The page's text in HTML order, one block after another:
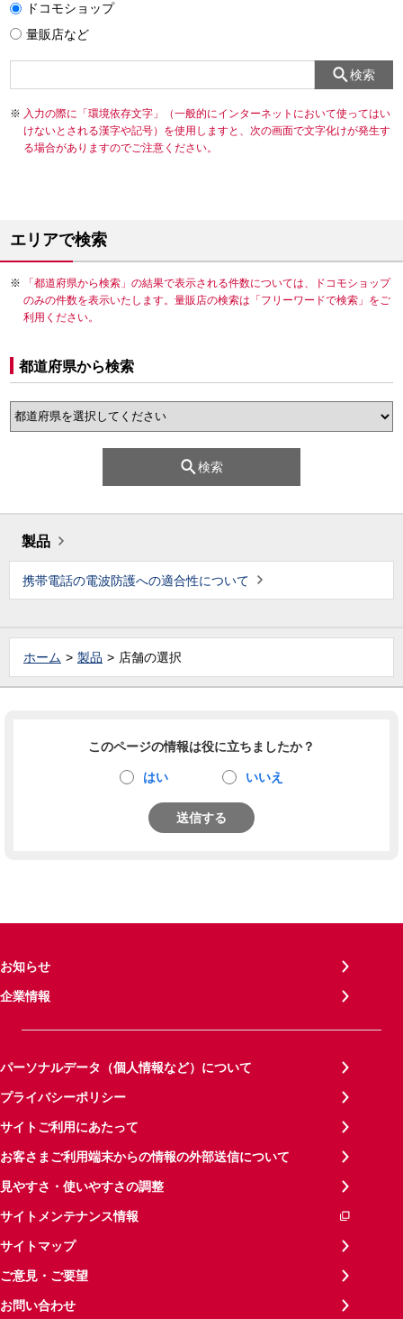
ドコモショップ
量販店など
検索
入力の際に「環境依存文字」（一般的にインターネットにおいて使ってはい
けないとされる漢字や記号）を使用しますと、次の画面で文字化けが発生す
る場合がありますのでご注意ください。
エリアで検索
「都道府県から検索」の結果で表示される件数については、ドコモショップ
のみの件数を表示いたします。量販店の検索は「フリーワードで検索」をご
利用ください。
都道府県から検索
検索
製品
携帯電話の電波防護への適合性について
ホーム 製品 店舗の選択
このページの情報は役に立ちましたか？
はい いいえ
送信する
お知らせ
企業情報
パーソナルデータ（個人情報など）について
プライバシーポリシー
サイトご利用にあたって
お客さまご利用端末からの情報の外部送信について
見やすさ・使いやすさの調整
サイトメンテナンス情報
サイトマップ
ご意見・ご要望
お問い合わせ